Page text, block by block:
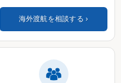
海外渡航を相談する